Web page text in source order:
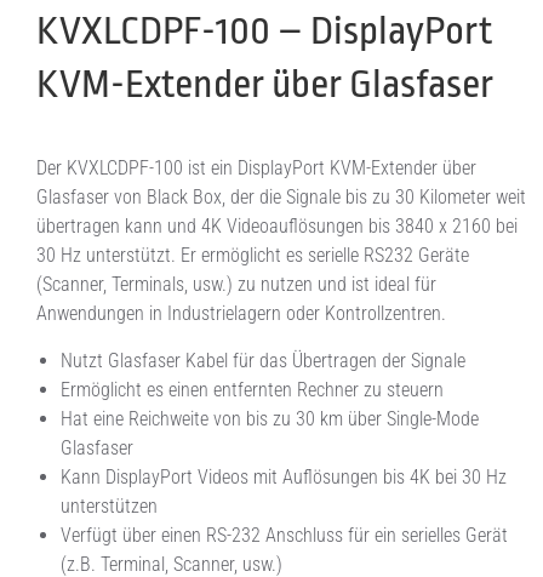
KVXLCDPF-100 – DisplayPort
KVM-Extender über Glasfaser
Der KVXLCDPF-100 ist ein DisplayPort KVM-Extender über
Glasfaser von Black Box, der die Signale bis zu 30 Kilometer weit
übertragen kann und 4K Videoauflösungen bis 3840 x 2160 bei
30 Hz unterstützt. Er ermöglicht es serielle RS232 Geräte
(Scanner, Terminals, usw.) zu nutzen und ist ideal für
Anwendungen in Industrielagern oder Kontrollzentren.
Nutzt Glasfaser Kabel für das Übertragen der Signale
Ermöglicht es einen entfernten Rechner zu steuern
Hat eine Reichweite von bis zu 30 km über Single-Mode
Glasfaser
Kann DisplayPort Videos mit Auflösungen bis 4K bei 30 Hz
unterstützen
Verfügt über einen RS-232 Anschluss für ein serielles Gerät
(z.B. Terminal, Scanner, usw.)